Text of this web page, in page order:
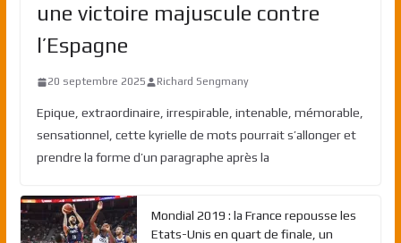
une victoire majuscule contre
l’Espagne
20 septembre 2025 Richard Sengmany
Epique, extraordinaire, irrespirable, intenable, mémorable,
sensationnel, cette kyrielle de mots pourrait s’allonger et
prendre la forme d’un paragraphe après la
Mondial 2019 : la France repousse les
Etats-Unis en quart de finale, un